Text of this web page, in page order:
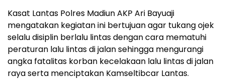
Kasat Lantas Polres Madiun AKP Ari Bayuaji
mengatakan kegiatan ini bertujuan agar tukang ojek
selalu disiplin berlalu lintas dengan cara mematuhi
peraturan lalu lintas di jalan sehingga mengurangi
angka fatalitas korban kecelakaan lalu lintas di jalan
raya serta menciptakan Kamseltibcar Lantas.